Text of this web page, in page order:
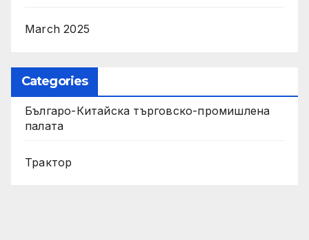
March 2025
Categories
Българо-Китайска търговско-промишлена
палата
Трактор